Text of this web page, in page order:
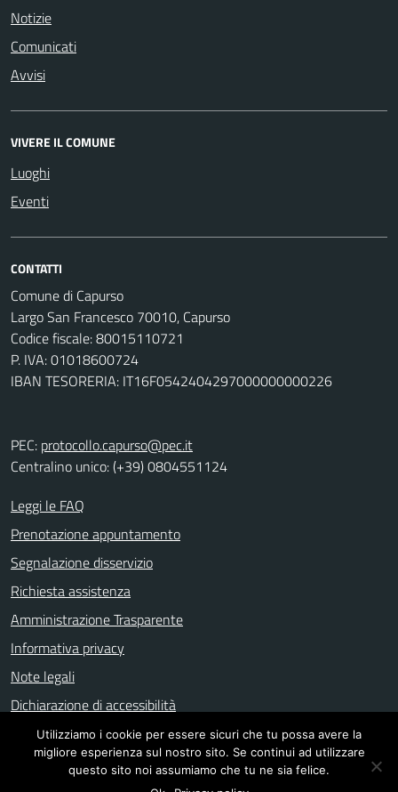
Notizie
Comunicati
Avvisi
VIVERE IL COMUNE
Luoghi
Eventi
CONTATTI
Comune di Capurso
Largo San Francesco 70010, Capurso
Codice fiscale: 80015110721
P. IVA: 01018600724
IBAN TESORERIA: IT16F0542404297000000000226
PEC: protocollo.capurso@pec.it
Centralino unico: (+39) 0804551124
Leggi le FAQ
Prenotazione appuntamento
Segnalazione disservizio
Richiesta assistenza
Amministrazione Trasparente
Informativa privacy
Note legali
Dichiarazione di accessibilità
Mappa del sito
Utilizziamo i cookie per essere sicuri che tu possa avere la
migliore esperienza sul nostro sito. Se continui ad utilizzare
questo sito noi assumiamo che tu ne sia felice.